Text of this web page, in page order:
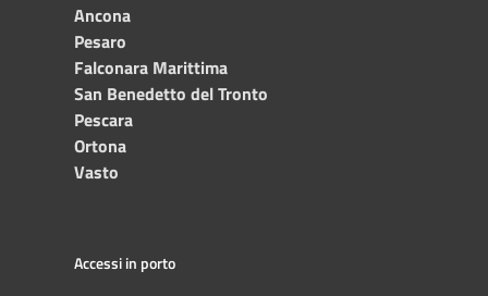
Ancona
Pesaro
Falconara Marittima
San Benedetto del Tronto
Pescara
Ortona
Vasto
Accessi in porto